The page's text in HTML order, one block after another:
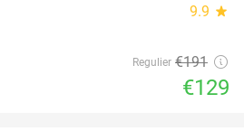
9.9 star
Regulier €191
€129